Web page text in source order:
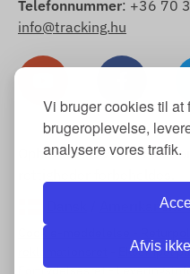
Vi bruger cookies til at
brugeroplevelse,
analysere vores trafik.
Afvis
Telefonnummer: +36 70
info@tracking.hu
Ophavsret © 2025
Cookie-meddelelse
Eksempel